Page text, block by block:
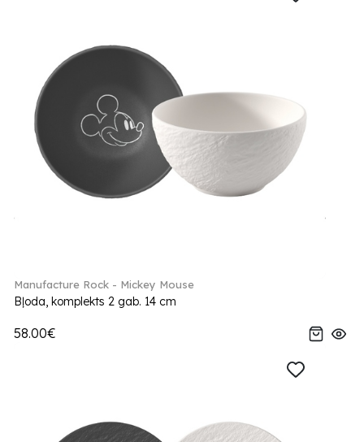
Manufacture Rock - Mickey Mouse
Bļoda, komplekts 2 gab. 14 cm
58.00€